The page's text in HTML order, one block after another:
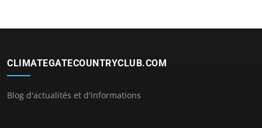
CLIMATEGATECOUNTRYCLUB.COM
Blog d'actualités et d'informations